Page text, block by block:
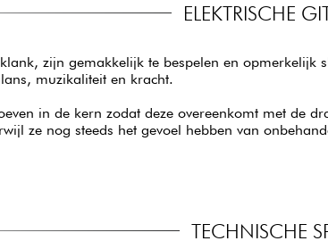
ELEKTRISCHE
zijn gemakkelijk te bespelen en
muzikaliteit en kracht.
in de kern zodat deze overeenkomt met de
ze nog steeds het gevoel hebben van
TECHNISCHE